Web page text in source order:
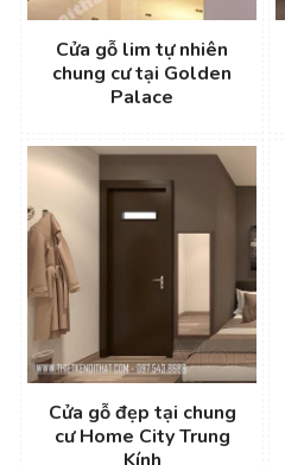
Cửa gỗ lim tự nhiên
chung cư tại Golden
Palace
Cửa gỗ đẹp tại chung
cư Home City Trung